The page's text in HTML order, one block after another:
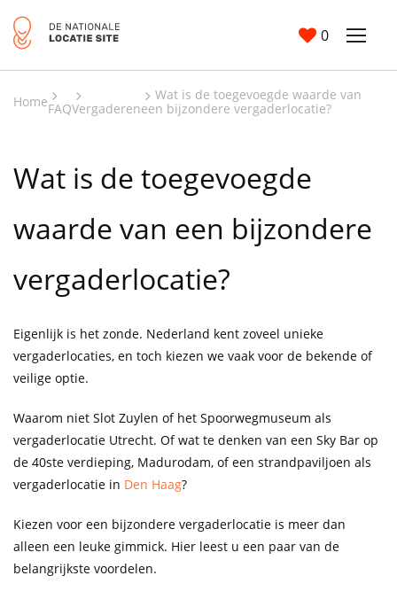
0
HomeFAQVergaderen
Wat is de toegevoegde waarde van
een bijzondere vergaderlocatie?
Wat is de toegevoegde
waarde van een bijzondere
vergaderlocatie?
Eigenlijk is het zonde. Nederland kent zoveel unieke
vergaderlocaties, en toch kiezen we vaak voor de bekende of
veilige optie.
Waarom niet Slot Zuylen of het Spoorwegmuseum als
vergaderlocatie Utrecht. Of wat te denken van een Sky Bar op
de 40ste verdieping, Madurodam, of een strandpaviljoen als
vergaderlocatie in Den Haag?
Kiezen voor een bijzondere vergaderlocatie is meer dan
alleen een leuke gimmick. Hier leest u een paar van de
belangrijkste voordelen.